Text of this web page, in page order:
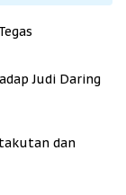
Judi Daring
dan